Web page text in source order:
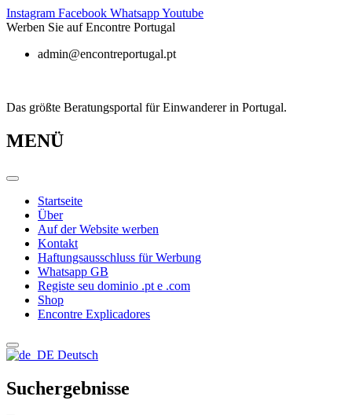
Zum
Inhalt
Instagram Facebook WhatsappYoutube
Werben Sie auf Encontre Portugal
admin@encontreportugal.pt
Das größte Beratungsportal für Einwanderer in Portugal.
MENÜ
Startseite
Über
Auf der Website werben
Kontakt
Haftungsausschluss für Werbung
Whatsapp GB
Registe seu dominio .pt e .com
Shop
Encontre Explicadores
Deutsch
Suchergebnisse